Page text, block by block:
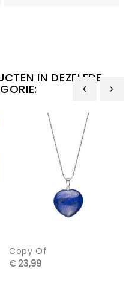
IN DEZELFDE
Copy Of
€ 23,99